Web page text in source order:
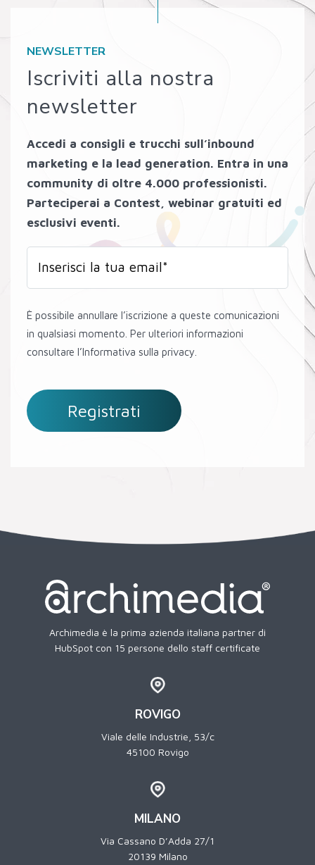
NEWSLETTER
Iscriviti alla nostra
newsletter
Accedi a consigli e trucchi sull’inbound
marketing e la lead generation. Entra in una
community di oltre 4.000 professionisti.
Parteciperai a Contest, webinar gratuiti ed
esclusivi eventi.
È possibile annullare l’iscrizione a queste comunicazioni
in qualsiasi momento. Per ulteriori informazioni
consultare l’Informativa sulla privacy.
Archimedia è la prima azienda italiana partner di
HubSpot con 15 persone dello staff certificate
ROVIGO
Viale delle Industrie, 53/c
45100 Rovigo
MILANO
Via Cassano D’Adda 27/1
20139 Milano